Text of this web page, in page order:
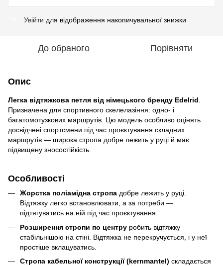
Увійти для відображення накопичувальної знижки
До обраного Порівняти
Опис
Легка відтяжкова петля від німецького бренду Edelrid
Призначена для спортивного скелелазіння: одно- і
багатомотузкових маршрутів. Цю модель особливо оцінять
досвідчені спортсмени під час проєктування складних
маршрутів — широка стропа добре лежить у руці й має
підвищену зносостійкість.
Особливості
Жорстка поліамідна стропа добре лежить у руці.
Відтяжку легко встановлювати, а за потреби —
підтягуватись на ній під час проєктування.
Розширення стропи по центру робить відтяжку
стабільнішою на стіні. Відтяжка не перекручується, і у неї
простіше вклацуватись.
Стропа кабельної конструкції (kernmantel) складається